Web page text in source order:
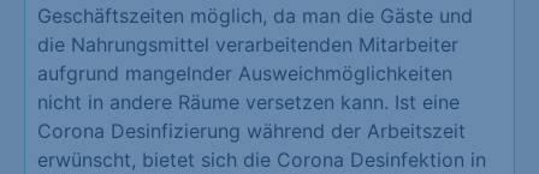
Geschäftszeiten möglich, da man die Gäste und
die Nahrungsmittel verarbeitenden Mitarbeiter
aufgrund mangelnder Ausweichmöglichkeiten
nicht in andere Räume versetzen kann. Ist eine
Corona Desinfizierung während der Arbeitszeit
erwünscht, bietet sich die Corona Desinfektion in